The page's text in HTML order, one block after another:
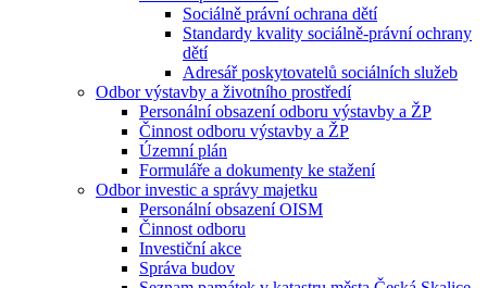
Sociálně právní ochrana dětí
Standardy kvality sociálně-právní ochrany
dětí
Adresář poskytovatelů sociálních služeb
Odbor výstavby a životního prostředí
Personální obsazení odboru výstavby a ŽP
Činnost odboru výstavby a ŽP
Územní plán
Formuláře a dokumenty ke stažení
Odbor investic a správy majetku
Personální obsazení OISM
Činnost odboru
Investiční akce
Správa budov